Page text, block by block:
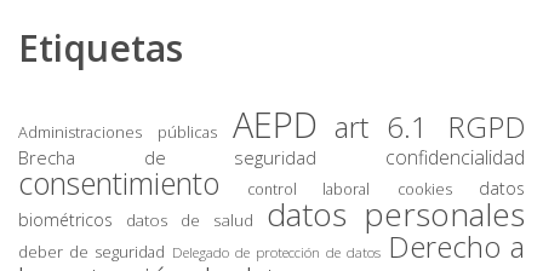
Etiquetas
Administraciones públicas AEPD art 6.1 RGPD
Brecha de seguridad confidencialidad
consentimiento control laboral cookies
datos
biométricos
datos de salud datos personales
deber de seguridad Delegado de protección de datos Derecho a